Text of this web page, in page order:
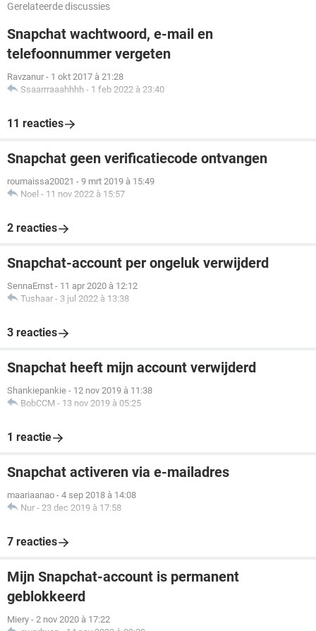
Gerelateerde discussies
Snapchat wachtwoord, e-mail en
telefoonnummer vergeten
Ravzanur - 1 okt 2017 à 21:28
Ssaarrraaahhhh - 1 feb 2022 à 23:40
11 reacties
Snapchat geen verificatiecode ontvangen
roumaissa20021 - 9 mrt 2019 à 15:49
Noel - 11 nov 2022 à 15:57
2 reacties
Snapchat-account per ongeluk verwijderd
SennaErnst - 11 apr 2020 à 12:12
Tushaar - 3 jul 2022 à 13:38
3 reacties
Snapchat heeft mijn account verwijderd
Shankiepankie - 12 nov 2019 à 11:38
BobCCM - 13 nov 2019 à 05:25
1 reactie
Snapchat activeren via e-mailadres
maariaanao - 4 sep 2018 à 14:08
Nur - 23 dec 2019 à 17:58
7 reacties
Mijn Snapchat-account is permanent
geblokkeerd
Miery - 2 nov 2020 à 17:22